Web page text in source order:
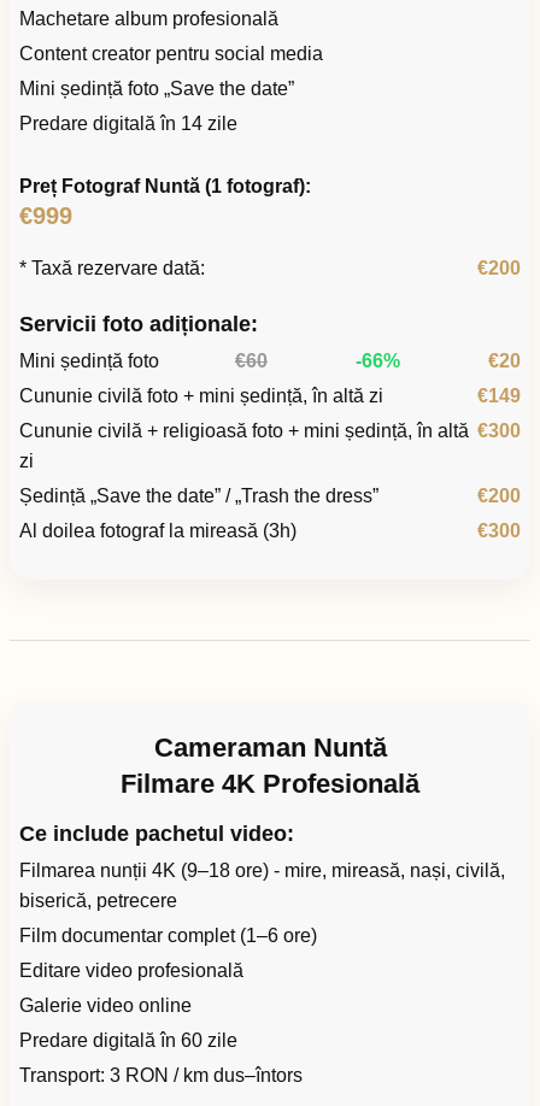
Machetare album profesională
Content creator pentru social media
Mini ședință foto „Save the date”
Predare digitală în 14 zile
Preț Fotograf Nuntă (1 fotograf):
€999
* Taxă rezervare dată: €200
Servicii foto adiționale:
Mini ședință foto €60 -66%
€20
Cununie civilă foto + mini ședință, în altă zi
€149
Cununie civilă + religioasă foto + mini ședință, în altă
zi
€300
Ședință „Save the date” / „Trash the dress”
€200
Al doilea fotograf la mireasă (3h)
€300
Cameraman Nuntă
Filmare 4K Profesională
Ce include pachetul video:
Filmarea nunții 4K (9–18 ore) - mire, mireasă, nași, civilă,
biserică, petrecere
Film documentar complet (1–6 ore)
Editare video profesională
Galerie video online
Predare digitală în 60 zile
Transport: 3 RON / km dus–întors